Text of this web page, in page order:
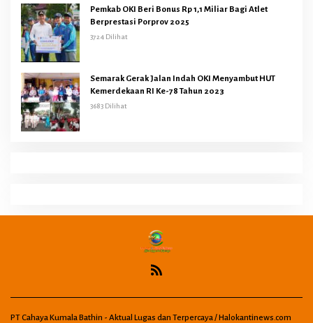
Pemkab OKI Beri Bonus Rp 1,1 Miliar Bagi Atlet
Berprestasi Porprov 2025
3724 Dilihat
Semarak Gerak Jalan Indah OKI Menyambut HUT
Kemerdekaan RI Ke-78 Tahun 2023
3683 Dilihat
PT Cahaya Kumala Bathin - Aktual Lugas dan Terpercaya / Halokantinews.com